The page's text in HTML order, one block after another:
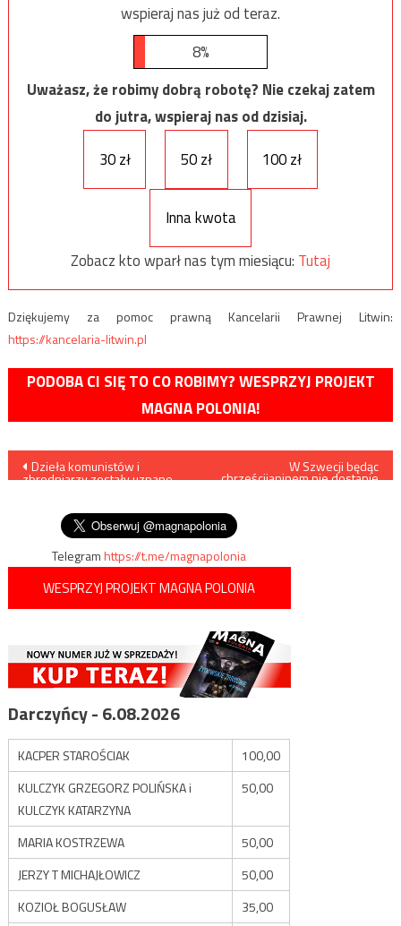
wspieraj nas już od teraz.
8%
Uważasz, że robimy dobrą robotę? Nie czekaj zatem
do jutra, wspieraj nas od dzisiaj.
30 zł
50 zł 100 zł
Inna kwota
Zobacz kto wparł nas tym miesiącu: Tutaj
Dziękujemy za pomoc prawną Kancelarii Prawnej Litwin:
https://kancelaria-litwin.pl
PODOBA CI SIĘ TO CO ROBIMY? WESPRZYJ PROJEKT
MAGNA POLONIA!
Nawigacja
Dzieła komunistów i
zbrodniarzy zostały uznane
W Szwecji będąc
chrześcijaninem nie dostanie
Telegramhttps://t.me/magnapolonia
WESPRZYJ PROJEKT MAGNA POLONIA
Darczyńcy - 6.08.2026
KACPER STAROŚCIAK
100,00
KULCZYK GRZEGORZ POLIŃSKA i
KULCZYK KATARZYNA
50,00
MARIA KOSTRZEWA
50,00
JERZY T MICHAJŁOWICZ
50,00
KOZIOŁ BOGUSŁAW
35,00